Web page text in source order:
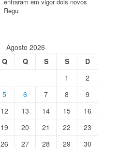
Regu
Agosto 2026
Q Q S S
D
1
2
5 6 7 8
9
12 13 14 15
16
19 20 21 22
23
26 27 28 29
30